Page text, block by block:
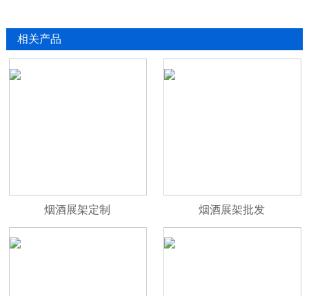
相关产品
烟酒展架定制 烟酒展架批发